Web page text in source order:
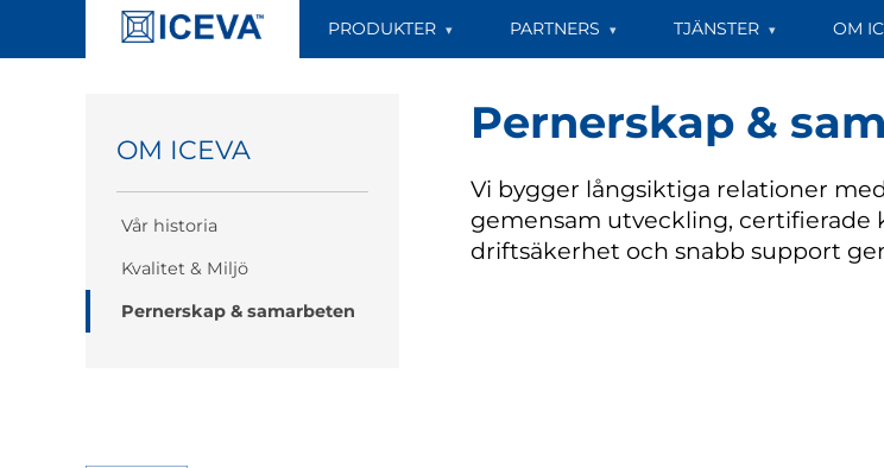
PRODUKTER PARTNERS TJÄNSTER OM
Om Iceva/ Pernerskap & samarbeten
OM ICEVA
Vår historia
Kvalitet & Miljö
Pernerskap & samarbeten
Pernerskap &
Vi bygger långsiktiga relationer
gemensam utveckling, certifierade
driftsäkerhet och snabb support